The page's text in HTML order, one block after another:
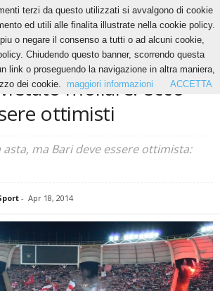
vietato mollare: ecco perché essere ottimisti
mollare: ecco
ottimisti
ma Bari deve essere ottimista:
- Apr 18, 2014
terzi da questo utilizzati si avvalgono di cookie
ed utili alle finalita illustrate nella cookie policy.
o negare il consenso a tutti o ad alcuni cookie,
Chiudendo questo banner, scorrendo questa
link o proseguendo la navigazione in altra maniera,
dei cookie.
maggiori informazioni ACCETTA